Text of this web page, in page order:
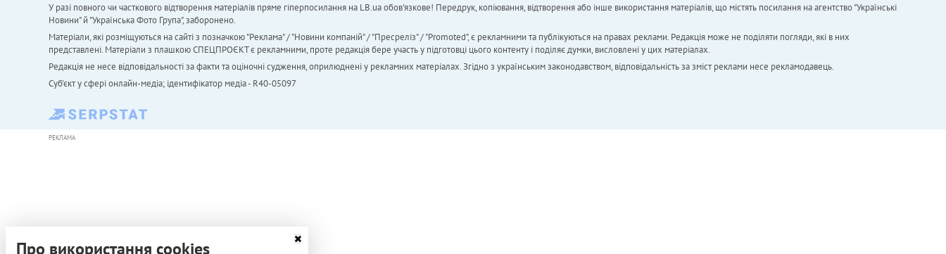
У разі повного чи часткового відтворення матеріалів пряме гіперпосилання на LB.ua обов'язкове! Передрук, копіювання, відтворення або інше використання матеріалів, що містять посилання на агентство "Українськi
Новини" й "Українська Фото Група", заборонено.
Матеріали, які розміщуються на сайті з позначкою "Реклама" / "Новини компаній" / "Пресреліз" / "Promoted", є рекламними та публікуються на правах реклами. Редакція може не поділяти погляди, які в них
представлені. Матеріали з плашкою СПЕЦПРОЄКТ є рекламними, проте редакція бере участь у підготовці цього контенту і поділяє думки, висловлені у цих матеріалах.
Редакція не несе відповідальності за факти та оціночні судження, оприлюднені у рекламних матеріалах. Згідно з українським законодавством, відповідальність за зміст реклами несе рекламодавець.
Cуб'єкт у сфері онлайн-медіа; ідентифікатор медіа - R40-05097
РЕКЛАМА
Про використання cookies